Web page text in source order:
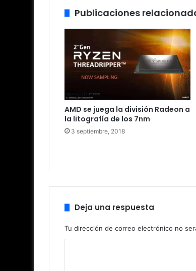
Publicaciones
AMD se juega la división Radeon a
la litografía de los 7nm
3 septiembre, 2018
Deja una respuesta
Tu dirección de correo electrónico no